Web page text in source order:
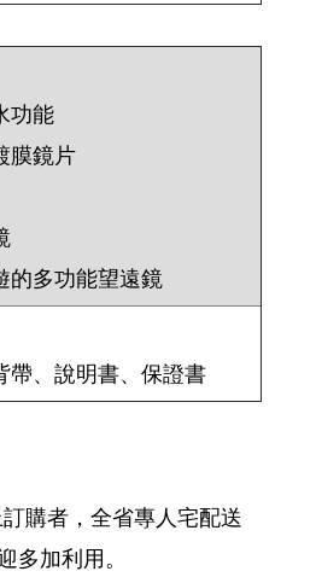
功能
膜鏡片
多功能望遠鏡
帶、說明書、保證書
購者，全省專人宅配送
多加利用。